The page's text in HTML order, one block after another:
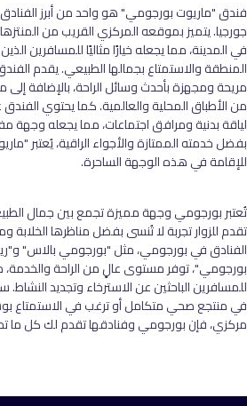
فندق "ماريوت بورجومي" هو واحد من أبرز
جورجيا. يتميز بموقعه المركزي القريب من
في المدينة، مما يجعله خيارًا مثاليًا للمسافرين
المنطقة والاستمتاع بجمالها الطبيعي. يقدم
مريحة ومجهزة بأحدث وسائل الراحة، بالإضافة
من الأطباق المحلية والعالمية. كما يحتوي
لياقة بدنية ومرافق اجتماعات، مما يجعله وجهة
بفضل خدمته الممتازة والأجواء الراقية، يُعتبر
للإقامة في هذه الوجهة الساحرة.
تُعتبر بورجومي وجهة مميزة تجمع بين جمال
تقدم للزوار تجربة لا تُنسى بفضل مناظرها الخلابة
الفنادق في بورجومي، مثل "بورجومي بالاس"
بورجومي"، توفر مستوى عالٍ من الراحة والخدمة،
للمسافرين الباحثين عن الاسترخاء وتجديد
في منتجع صحي متكامل أو ترغب في الاستمتاع
مركزي، فإن بورجومي وفنادقها تقدم لك كل ما